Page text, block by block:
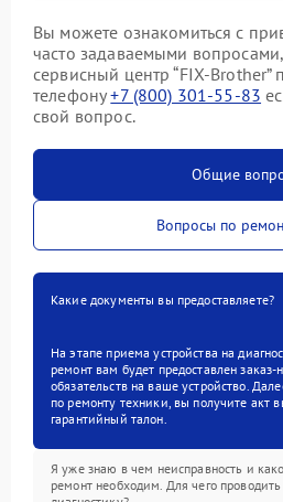
Вы можете ознакомиться с
часто задаваемыми
сервисный центр “FIX-
телефону+7 (800) 301-55-83
свой вопрос.
Общие
Вопросы по
Какие документы вы предоставляете?
На этапе приема устройства на
ремонт вам будет предоставлен
обязательств на ваше устройство.
по ремонту техники, вы получите акт
гарантийный талон.
Я уже знаю в чем неисправность и
ремонт необходим. Для чего проводить